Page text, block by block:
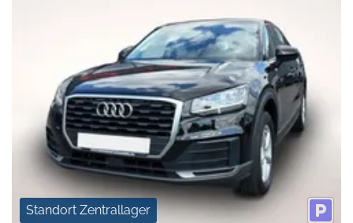
Standort Zentrallager